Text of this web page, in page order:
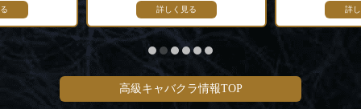
詳しく見る 詳
高級キャバクラ情報TOP